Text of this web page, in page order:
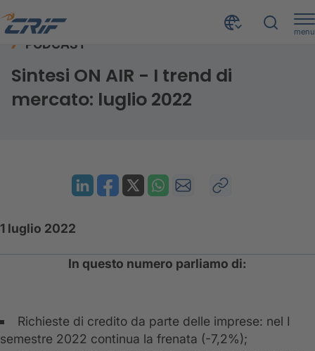
menu
Home Risorse
PODCAST
Sintesi ON AIR - I trend di
mercato: luglio 2022
1 luglio 2022
In questo numero parliamo di:
Richieste di credito da parte delle imprese: nel I
semestre 2022 continua la frenata (-7,2%);